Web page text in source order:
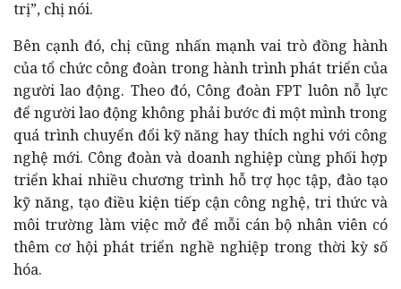
trị”, chị nói.
Bên cạnh đó, chị cũng nhấn mạnh vai trò đồng hành
của tổ chức công đoàn trong hành trình phát triển của
người lao động. Theo đó, Công đoàn FPT luôn nỗ lực
để người lao động không phải bước đi một mình trong
quá trình chuyển đổi kỹ năng hay thích nghi với công
nghệ mới. Công đoàn và doanh nghiệp cùng phối hợp
triển khai nhiều chương trình hỗ trợ học tập, đào tạo
kỹ năng, tạo điều kiện tiếp cận công nghệ, tri thức và
môi trường làm việc mở để mỗi cán bộ nhân viên có
thêm cơ hội phát triển nghề nghiệp trong thời kỳ số
hóa.